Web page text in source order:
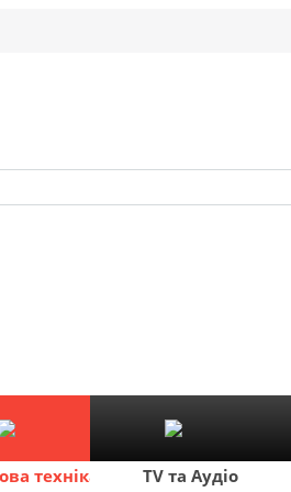
техніка TV та Аудіо